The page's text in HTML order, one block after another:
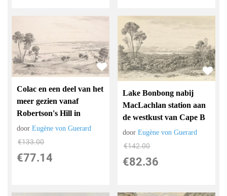
Colac en een deel van het
meer gezien vanaf
Robertson's Hill in
doorEugène von Guerard
€133.00
€77.14
Lake Bonbong nabij
MacLachlan station aan
de westkust van Cape B
doorEugène von Guerard
€142.00
€82.36